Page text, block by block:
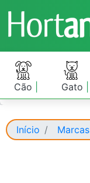
Cão Gato
Início Marcas